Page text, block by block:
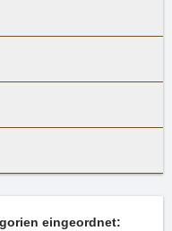
eingeordnet: